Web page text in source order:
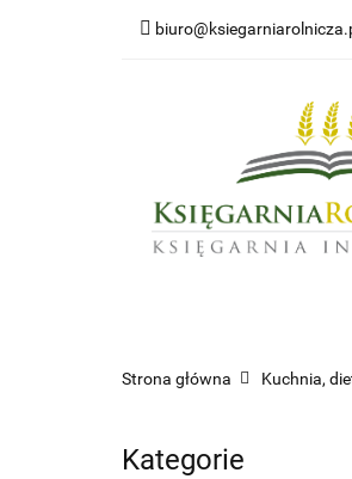
Strona główna Kuchnia,
Kategorie